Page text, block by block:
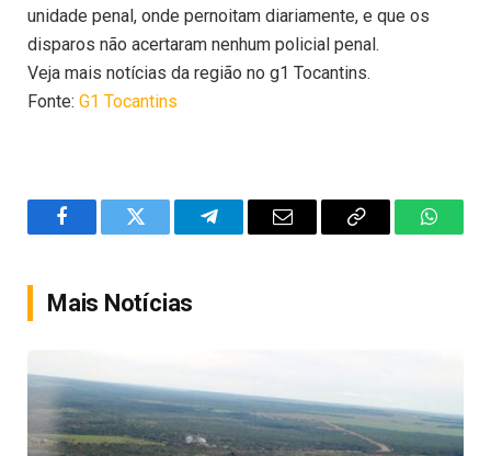
unidade penal, onde pernoitam diariamente, e que os
disparos não acertaram nenhum policial penal.
Veja mais notícias da região no g1 Tocantins.
Fonte: G1 Tocantins
FacebookTwitter TelegramEmail
Copy
Mais Notícias